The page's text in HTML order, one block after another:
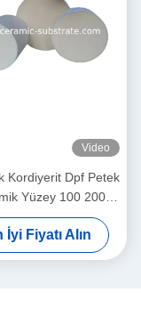
Video
Kordiyerit Dpf Petek
Yüzey 100 200
Hücre Yoğunluğu
İyi Fiyatı Alın